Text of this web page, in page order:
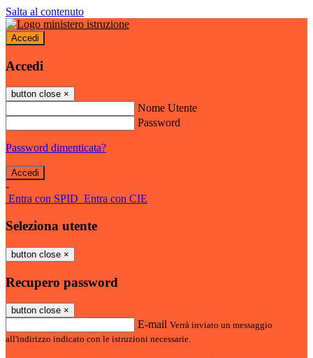
Salta al contenuto
Accedi
Accedi
button close ×
Nome Utente
Password
Password dimenticata?
-
Entra con SPID Entra con CIE
Seleziona utente
button close ×
Recupero password
button close ×
E-mail Verrà inviato un messaggio
all'indirizzo indicato con le istruzioni necessarie.